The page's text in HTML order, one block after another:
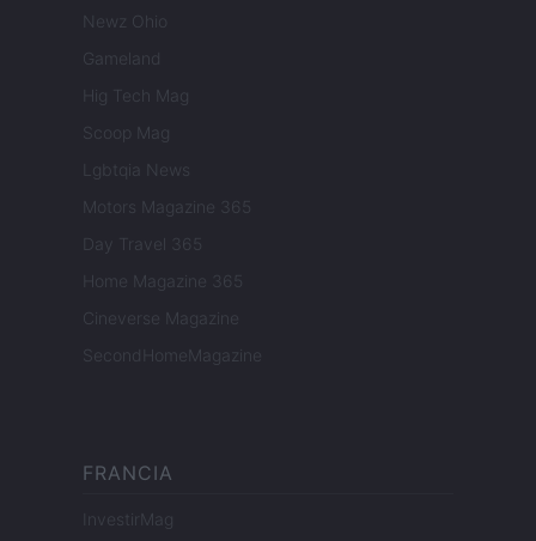
Newz Ohio
Gameland
Hig Tech Mag
Scoop Mag
Lgbtqia News
Motors Magazine 365
Day Travel 365
Home Magazine 365
Cineverse Magazine
SecondHomeMagazine
FRANCIA
InvestirMag